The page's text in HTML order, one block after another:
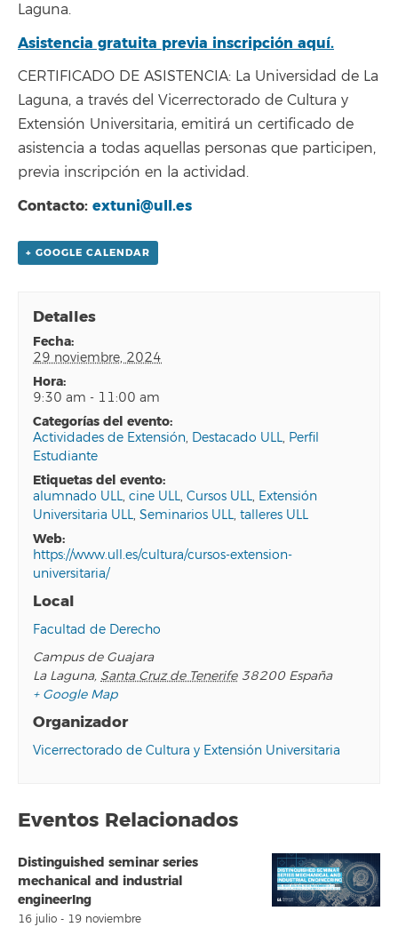
Laguna.
Asistencia gratuita previa inscripción aquí.
CERTIFICADO DE ASISTENCIA: La Universidad de La
Laguna, a través del Vicerrectorado de Cultura y
Extensión Universitaria, emitirá un certificado de
asistencia a todas aquellas personas que participen,
previa inscripción en la actividad.
Contacto: extuni@ull.es
+ GOOGLE CALENDAR
Detalles
fecha:
29 noviembre, 2024
hora:
9:30 am - 11:00 am
categorías del evento:
Actividades de Extensión, Destacado ULL, Perfil
Estudiante
etiquetas del evento:
alumnado ULL,cine ULL,Cursos ULL, Extensión
Universitaria ULL,Seminarios ULL,talleres ULL
web:
https://www.ull.es/cultura/cursos-extension-
universitaria/
Local
Facultad de Derecho
Campus de Guajara
La Laguna, Santa Cruz de Tenerife 38200 España
+ Google Map
Organizador
Vicerrectorado de Cultura y Extensión Universitaria
Eventos Relacionados
Distinguished seminar series
mechanical and industrial
engineerIng
16 julio - 19 noviembre